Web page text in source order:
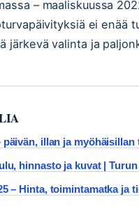
– maaliskuussa
ei enää
järkevä valinta ja
illan ja myöhäisillan
hinnasto ja kuvat |
– Hinta, toimintamatka ja